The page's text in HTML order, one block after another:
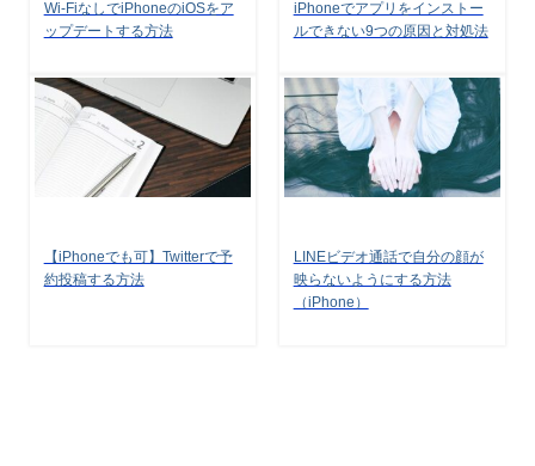
Wi-FiなしでiPhoneのiOSをア
ップデートする方法
iPhoneでアプリをインストー
ルできない9つの原因と対処法
【iPhoneでも可】Twitterで予
約投稿する方法
LINEビデオ通話で自分の顔が
映らないようにする方法
（iPhone）